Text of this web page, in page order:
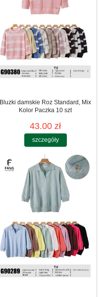
Bluzki damskie Roz Standard, Mix
Kolor Paczka 10 szt
43.00 zł
szczegóły